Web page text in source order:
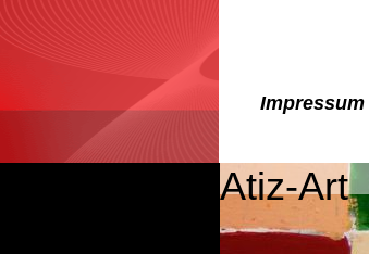
Impressum
Atiz-Art